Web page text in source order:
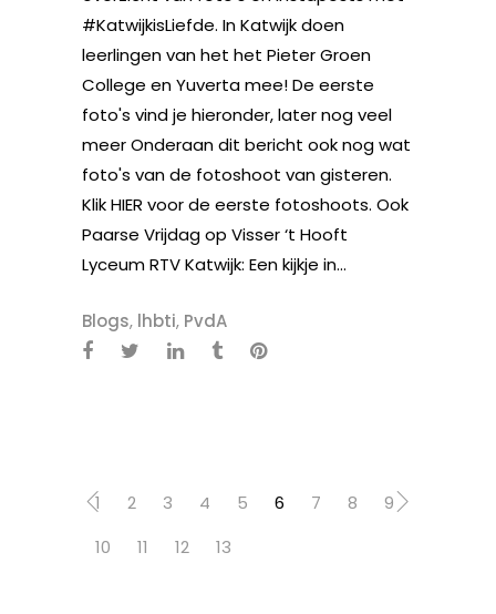
#KatwijkisLiefde. In Katwijk doen
leerlingen van het het Pieter Groen
College en Yuverta mee! De eerste
foto's vind je hieronder, later nog veel
meer Onderaan dit bericht ook nog wat
foto's van de fotoshoot van gisteren.
Klik HIER voor de eerste fotoshoots. Ook
Paarse Vrijdag op Visser ‘t Hooft
Lyceum RTV Katwijk: Een kijkje in...
Blogs, lhbti, PvdA
1 2 3 4 5 6 7 8
9
10
11 12 13